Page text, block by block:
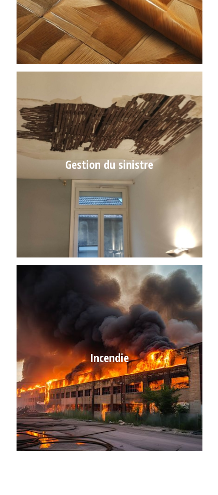
Gestion du sinistre
Incendie